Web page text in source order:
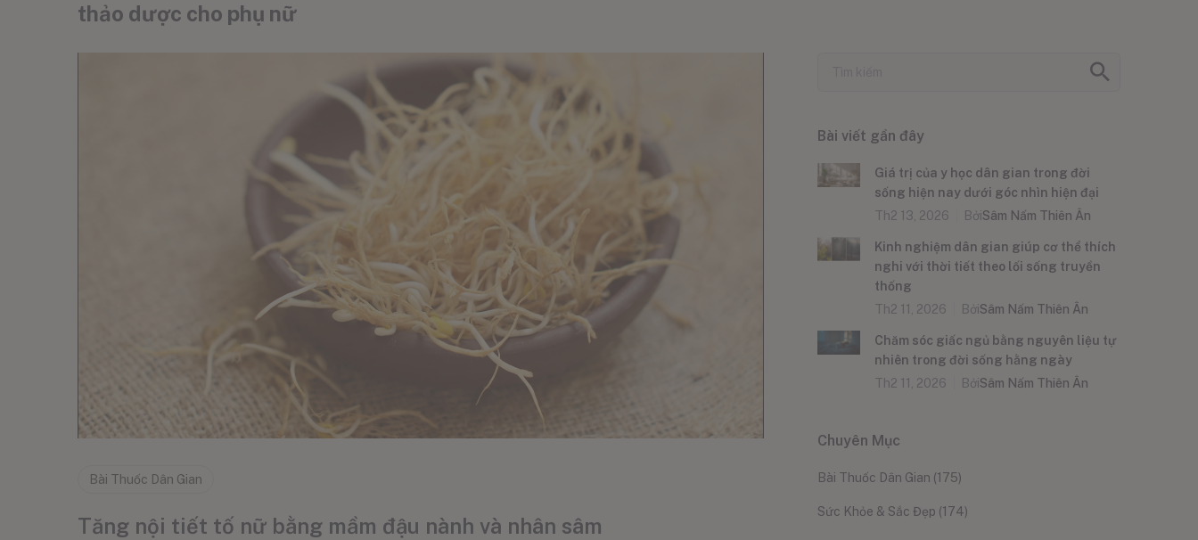
thảo dược cho phụ nữ
Bài Thuốc Dân Gian
Tăng nội tiết tố nữ bằng mầm đậu nành và nhân sâm
Bài viết gần đây
Giá trị của y học dân gian trong đời
sống hiện nay dưới góc nhìn hiện đại
Th2 13, 2026
BởiSâm Nấm Thiên Ân
Kinh nghiệm dân gian giúp cơ thể thích
nghi với thời tiết theo lối sống truyền
thống
Th2 11, 2026
BởiSâm Nấm Thiên Ân
Chăm sóc giấc ngủ bằng nguyên liệu tự
nhiên trong đời sống hằng ngày
Th2 11, 2026
BởiSâm Nấm Thiên Ân
Chuyên Mục
Bài Thuốc Dân Gian (175)
Sức Khỏe & Sắc Đẹp (174)